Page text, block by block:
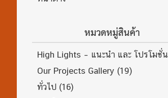
หมวดหมู่สินค้า
High Lights – แนะนำ และ โปรโมชั่น
Our Projects Gallery (19)
ทั่วไป (16)